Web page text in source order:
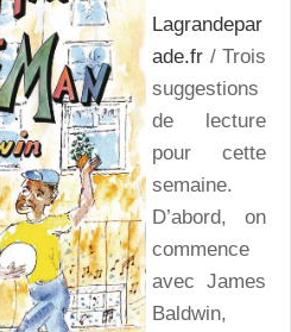
Lagrandepar
ade.fr / Trois
suggestions
de lecture
pour cette
semaine.
D’abord, on
commence
avec James
Baldwin,